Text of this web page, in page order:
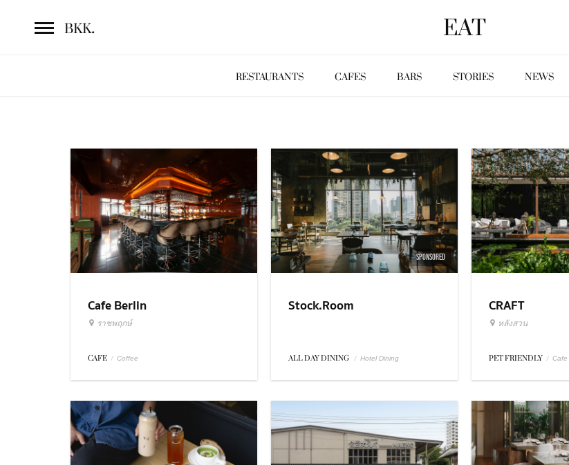
BKK. EAT
RESTAURANTS CAFES BARS STORIES NEWS
Cafe Berlin
ราชพฤกษ์
CAFE / Coffee
SPONSORED
Stock.Room
ALL DAY DINING / Hotel Dining
CRAFT
หลังสวน
PET FRIENDLY / Cafe